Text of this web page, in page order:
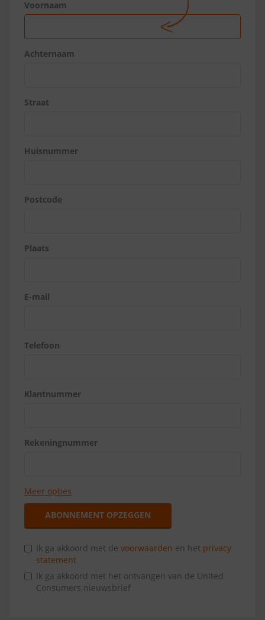
Voornaam
Achternaam
Straat
Huisnummer
Postcode
Plaats
E-mail
Telefoon
Klantnummer
Rekeningnummer
Meer opties
ABONNEMENT OPZEGGEN
Ik ga akkoord met de voorwaarden en het privacy
statement
Ik ga akkoord met het ontvangen van de United
Consumers nieuwsbrief